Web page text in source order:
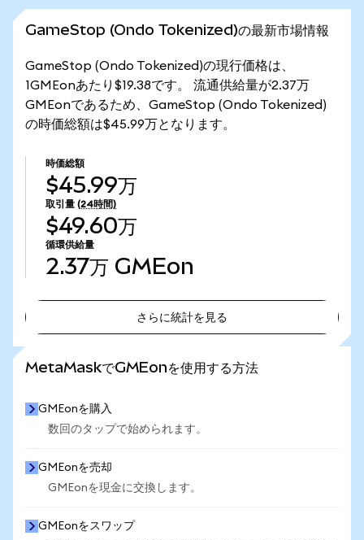
GameStop (Ondo Tokenized)の最新市場情報
GameStop (Ondo Tokenized)の現行価格は、
1GMEonあたり$19.38です。 流通供給量が2.37万
GMEonであるため、GameStop (Ondo Tokenized)
の時価総額は$45.99万となります。
時価総額
$45.99万
取引量 (24時間)
$49.60万
循環供給量
2.37万 GMEon
さらに統計を見る
MetaMaskでGMEonを使用する方法
GMEonを購入
数回のタップで始められます。
GMEonを売却
GMEonを現金に交換します。
GMEonをスワップ